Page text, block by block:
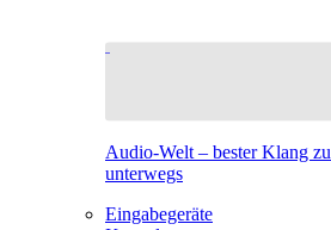
Audio-Welt – bester Klang
unterwegs
Eingabegeräte